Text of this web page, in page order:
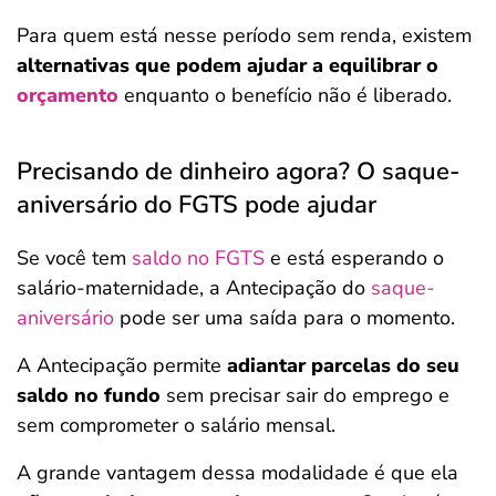
Para quem está nesse período sem renda, existem
alternativas que podem ajudar a equilibrar o
orçamento enquanto o benefício não é liberado.
Precisando de dinheiro agora? O saque-
aniversário do FGTS pode ajudar
Se você tem saldo no FGTS e está esperando o
salário-maternidade, a Antecipação do saque-
aniversário pode ser uma saída para o momento.
A Antecipação permite adiantar parcelas do seu
saldo no fundo sem precisar sair do emprego e
sem comprometer o salário mensal.
A grande vantagem dessa modalidade é que ela